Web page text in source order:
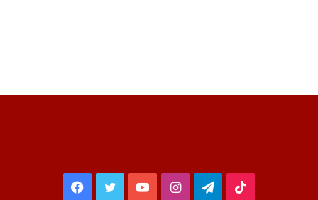
Facebook
TwitterYouTubeInstagram
Telegram